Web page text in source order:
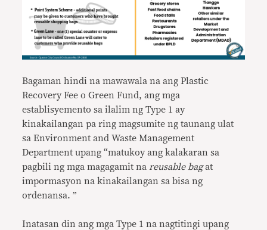
Bagaman hindi na mawawala na ang Plastic
Recovery Fee o Green Fund, ang mga
establisyemento sa ilalim ng Type 1 ay
kinakailangan pa ring magsumite ng taunang ulat
sa Environment and Waste Management
Department upang “matukoy ang kalakaran sa
pagbili ng mga magagamit nareusable bagat
impormasyon na kinakailangan sa bisa ng
ordenansa. ”
Inatasan din ang mga Type 1 na nagtitingi upang